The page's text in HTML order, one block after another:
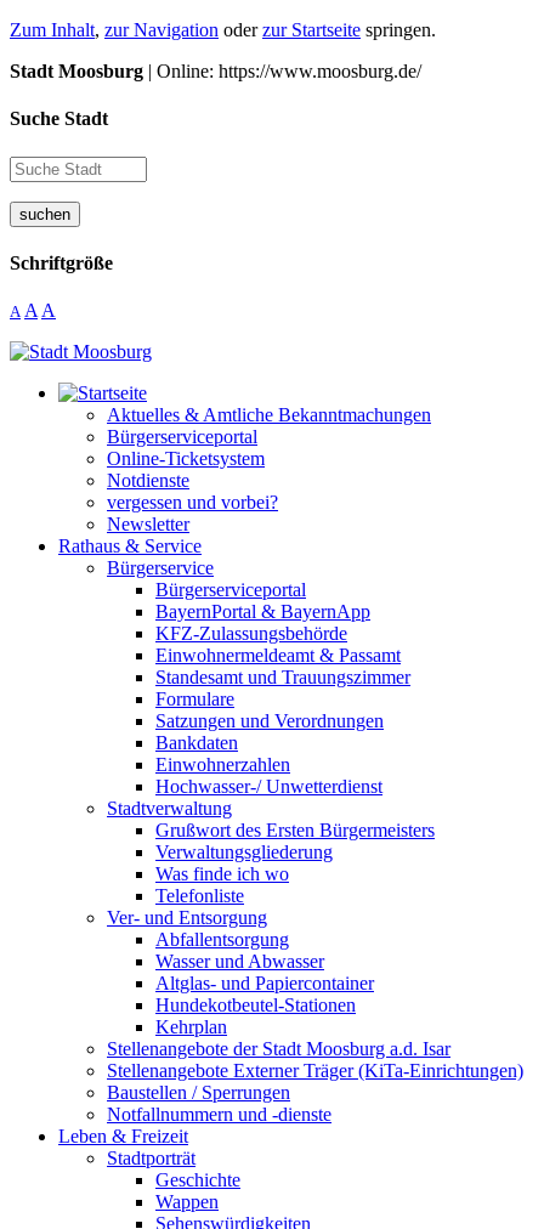
Zum Inhalt, zur Navigation oderzur Startseite springen.
Stadt Moosburg | Online: https://www.moosburg.de/
Suche Stadt
suchen
Schriftgröße
A A A
Aktuelles & Amtliche Bekanntmachungen
Bürgerserviceportal
Online-Ticketsystem
Notdienste
vergessen und vorbei?
Newsletter
Rathaus & Service
Bürgerservice
Bürgerserviceportal
BayernPortal & BayernApp
KFZ-Zulassungsbehörde
Einwohnermeldeamt & Passamt
Standesamt und Trauungszimmer
Formulare
Satzungen und Verordnungen
Bankdaten
Einwohnerzahlen
Hochwasser-/ Unwetterdienst
Stadtverwaltung
Grußwort des Ersten Bürgermeisters
Verwaltungsgliederung
Was finde ich wo
Telefonliste
Ver- und Entsorgung
Abfallentsorgung
Wasser und Abwasser
Altglas- und Papiercontainer
Hundekotbeutel-Stationen
Kehrplan
Stellenangebote der Stadt Moosburg a.d. Isar
Stellenangebote Externer Träger (KiTa-Einrichtungen)
Baustellen / Sperrungen
Notfallnummern und -dienste
Leben & Freizeit
Stadtporträt
Geschichte
Wappen
Sehenswürdigkeiten